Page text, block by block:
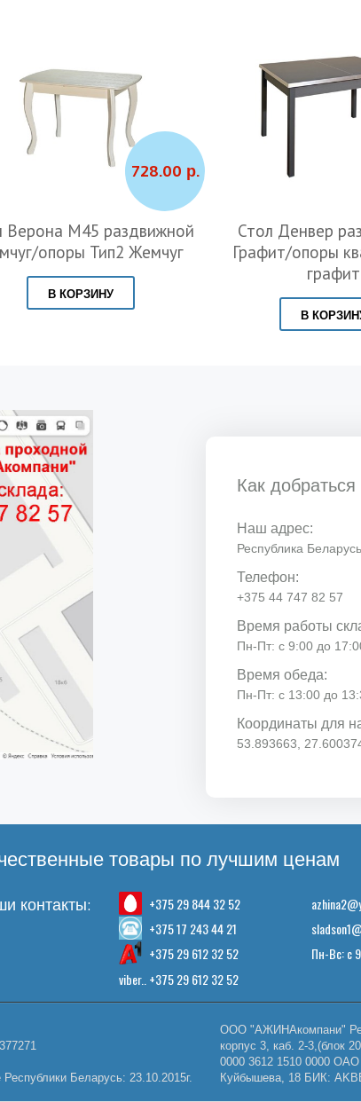
728.00 р.
Верона М45 раздвижной
опоры Тип2 Жемчуг
В КОРЗИНУ
Стол Денвер
Графит/опоры
графит
В
Как
Наш адрес:
Республика
Телефон:
+375 44 747 82 57
Время работы
Пн-Пт: с 9:00 до
Время обеда:
Пн-Пт: с 13:00 до
Координаты для
53.893663,
товары по лучшим ценам
контакты:
+375 29 844 32 52
+375 17 243 44 21
+375 29 612 32 52
viber.. +375 29 612 32 52
Пн-Вс: с
Беларусь: 23.10.2015г.
ООО "АЖИНАкомпани"
корпус 3, каб. 2-3,(блок
0000 3612 1510 0000
Куйбышева, 18 БИК: